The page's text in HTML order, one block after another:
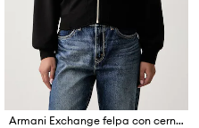
Armani Exchange felpa con cerniera e cappuccio da donna con viscosa